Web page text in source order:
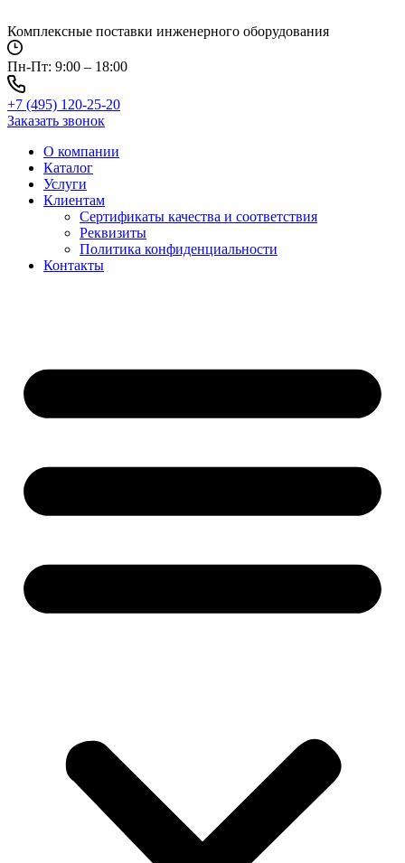
к
содержимому
Комплексные поставки инженерного оборудования
Пн-Пт: 9:00 – 18:00
+7 (495) 120-25-20
Заказать звонок
О компании
Каталог
Услуги
Клиентам
Сертификаты качества и соответствия
Реквизиты
Политика конфиден­циальности
Контакты